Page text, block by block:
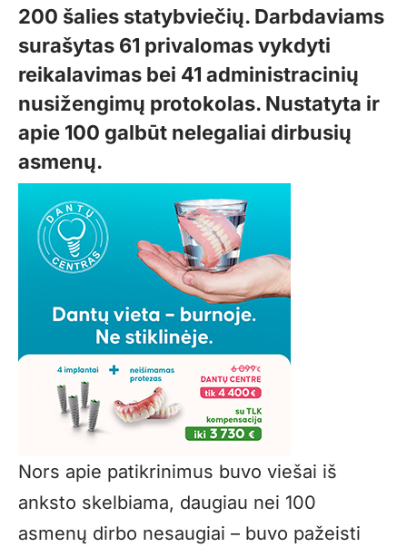
200 šalies statybviečių. Darbdaviams
surašytas 61 privalomas vykdyti
reikalavimas bei 41 administracinių
nusižengimų protokolas. Nustatyta ir
apie 100 galbūt nelegaliai dirbusių
asmenų.
Nors apie patikrinimus buvo viešai iš
anksto skelbiama, daugiau nei 100
asmenų dirbo nesaugiai – buvo pažeisti